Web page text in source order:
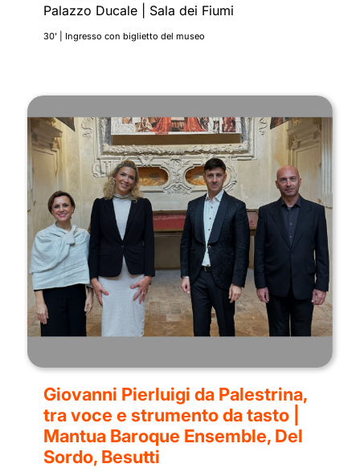
Palazzo Ducale | Sala dei Fiumi
30' | Ingresso con biglietto del museo
Giovanni Pierluigi da Palestrina,
tra voce e strumento da tasto |
Mantua Baroque Ensemble, Del
Sordo, Besutti